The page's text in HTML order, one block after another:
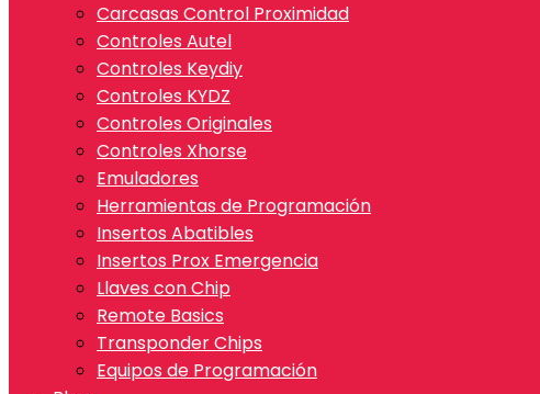
Carcasas Control Proximidad
Controles Autel
Controles Keydiy
Controles KYDZ
Controles Originales
Controles Xhorse
Emuladores
Herramientas de Programación
Insertos Abatibles
Insertos Prox Emergencia
Llaves con Chip
Remote Basics
Transponder Chips
Equipos de Programación